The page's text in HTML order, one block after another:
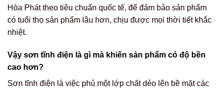
Hòa Phát theo tiêu chuẩn quốc tế, để đảm bảo sản phẩm
có tuổi thọ sản phẩm lâu hơn, chịu được mọi thời tiết khắc
nhiệt.
Vậy sơn tĩnh điện là gì mà khiến sản phẩm có độ bền
cao hơn?
Sơn tĩnh điện là việc phủ một lớp chất dẻo lên bề mặt các